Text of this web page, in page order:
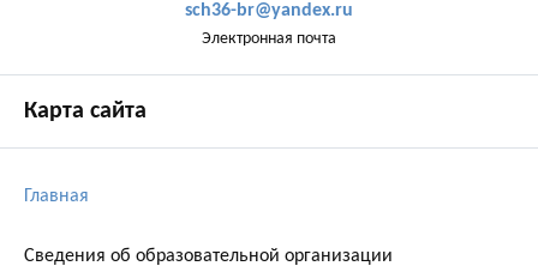
sch36-br@yandex.ru
Электронная почта
Карта сайта
Главная
Сведения об образовательной организации